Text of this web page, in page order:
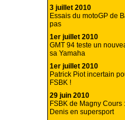
3 juillet 2010
Essais du motoGP de
pas
1er juillet 2010
GMT 94 teste un
sa Yamaha
1er juillet 2010
Patrick Piot incertain
FSBK !
29 juin 2010
FSBK de Magny
Denis en supersport